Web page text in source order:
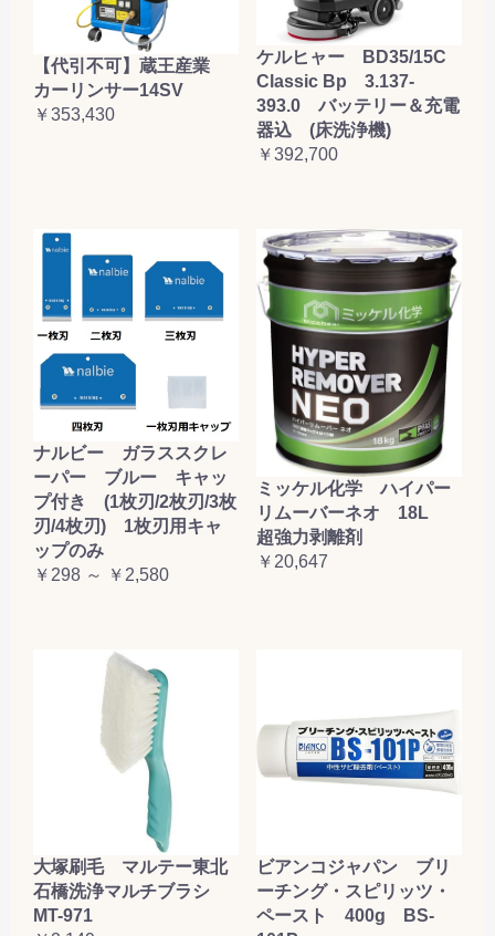
【代引不可】蔵王産業
カーリンサー14SV
￥353,430
ケルヒャー BD35/15C
Classic Bp 3.137-
393.0 バッテリー＆充電
器込 (床洗浄機)
￥392,700
ナルビー ガラススクレ
ーパー ブルー キャッ
プ付き (1枚刃/2枚刃/3枚
刃/4枚刃) 1枚刃用キャ
ップのみ
￥298 ～ ￥2,580
ミッケル化学 ハイパー
リムーバーネオ 18L
超強力剥離剤
￥20,647
大塚刷毛 マルテー東北
石橋洗浄マルチブラシ
MT-971
ビアンコジャパン ブリ
ーチング・スピリッツ・
ペースト 400g BS-